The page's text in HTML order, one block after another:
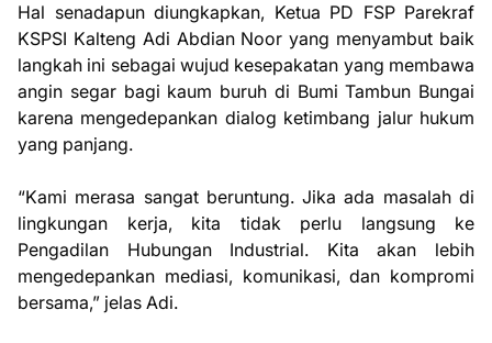
Hal senadapun diungkapkan, Ketua PD FSP Parekraf
KSPSI Kalteng Adi Abdian Noor yang menyambut baik
langkah ini sebagai wujud kesepakatan yang membawa
angin segar bagi kaum buruh di Bumi Tambun Bungai
karena mengedepankan dialog ketimbang jalur hukum
yang panjang.
“Kami merasa sangat beruntung. Jika ada masalah di
lingkungan kerja, kita tidak perlu langsung ke
Pengadilan Hubungan Industrial. Kita akan lebih
mengedepankan mediasi, komunikasi, dan kompromi
bersama,” jelas Adi.